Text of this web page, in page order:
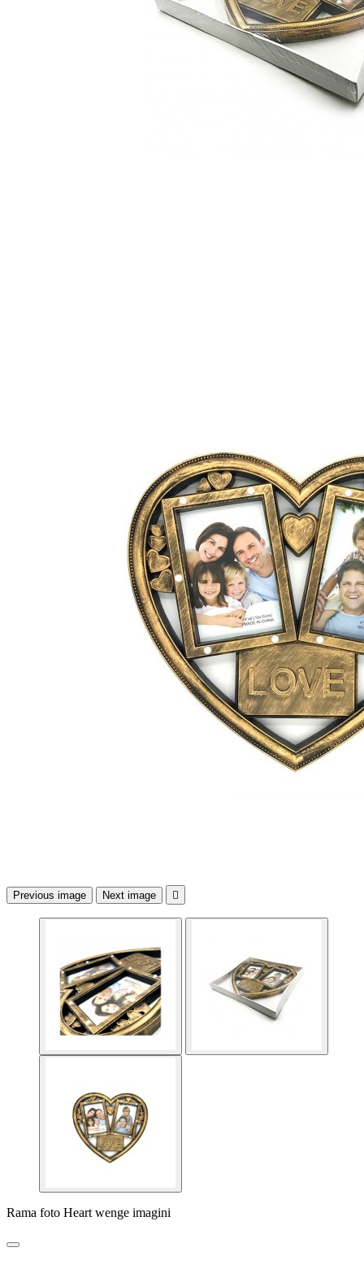
Previous image Next image 
Rama foto Heart wenge imagini